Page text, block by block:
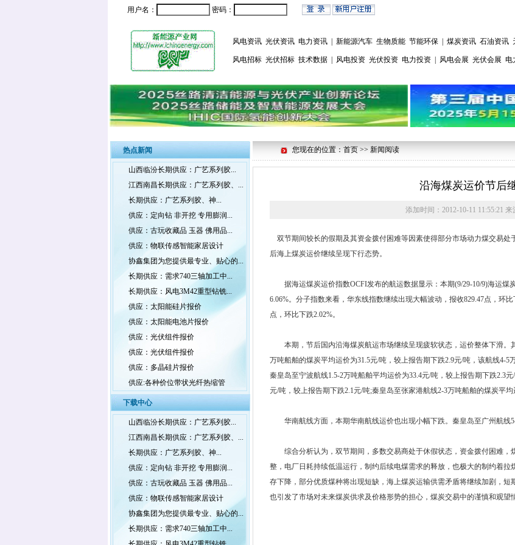
用户名： 密码：
风电资讯 光伏资讯 电力资讯 新能源汽车 生物质能 节能环保 煤炭资讯 石油资讯
风电招标 光伏招标 技术数据 风电投资 光伏投资 电力投资 风电会展 光伏会展 电
热点新闻
山西临汾长期供应：广艺系列胶...
江西南昌长期供应：广艺系列胶、...
长期供应：广艺系列胶、神...
供应：定向钻 非开挖 专用膨润...
供应：古玩收藏品 玉器 佛用品...
供应：物联传感智能家居设计
协鑫集团为您提供最专业、贴心的...
长期供应：需求740三轴加工中...
长期供应：风电3M42重型钻铣...
供应：太阳能硅片报价
供应：太阳能电池片报价
供应：光伏组件报价
供应：光伏组件报价
供应：多晶硅片报价
供应:各种价位带状光纤热缩管
下载中心
山西临汾长期供应：广艺系列胶...
江西南昌长期供应：广艺系列胶、...
长期供应：广艺系列胶、神...
供应：定向钻 非开挖 专用膨润...
供应：古玩收藏品 玉器 佛用品...
供应：物联传感智能家居设计
协鑫集团为您提供最专业、贴心的...
长期供应：需求740三轴加工中...
您现在的位置：首页 >> 新闻阅读
沿海煤炭运价节后
添加时间： 2012-10-11 11:55:21 来
双节期间较长的假期及其资金拨付困难等因素使得部分市场动力煤交易处
后海上煤炭运价继续呈现下行态势。
据海运煤炭运价指数OCFI发布的航运数据显示：本期(9/29-10/9)海运煤
6.06%。分子指数来看，华东线指数继续出现大幅波动，报收829.47点，环
点，环比下跌2.02%。
本期，节后国内沿海煤炭航运市场继续呈现疲软状态，运价整体下滑。
万吨船舶的煤炭平均运价为31.5元/吨，较上报告期下跌2.9元/吨，该航线4-
秦皇岛至宁波航线1.5-2万吨船舶平均运价为33.4元/吨，较上报告期下跌2.3
元/吨，较上报告期下跌2.1元/吨;秦皇岛至张家港航线2-3万吨船舶的煤炭平均
华南航线方面，本期华南航线运价也出现小幅下跌。秦皇岛至广州航线5-
综合分析认为，双节期间，多数交易商处于休假状态，资金拨付困难，
整，电厂日耗持续低温运行，制约后续电煤需求的释放，也极大的制约着
存下降，部分优质煤种将出现短缺，海上煤炭运输供需矛盾将继续加剧，
也引发了市场对未来煤炭供求及价格形势的担心，煤炭交易中的谨慎和观望